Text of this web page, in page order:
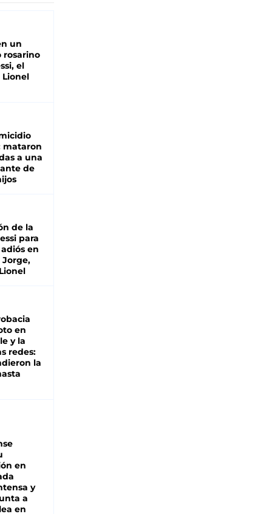
un
rosarino
el
Lionel
mataron
a una
de
de la
para
en
Jorge,
en
y la
redes:
la
en
y
a
en